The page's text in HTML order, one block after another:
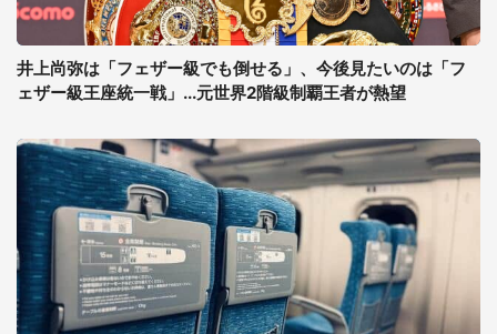
井上尚弥は「フェザー級でも倒せる」、今後見たいのは「フ
ェザー級王座統一戦」...元世界2階級制覇王者が熱望